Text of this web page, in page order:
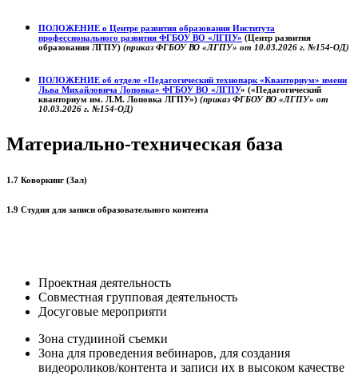
ПОЛОЖЕНИЕ о Центре развития образования Института
профессионального развития ФГБОУ ВО «ЛГПУ» (Центр развития
образования ЛГПУ) (приказ ФГБОУ ВО «ЛГПУ» от 10.03.2026 г. №154-ОД)
ПОЛОЖЕНИЕ об отделе «Педагогический технопарк «Кванториум» имени
Льва Михайловича Лоповка» ФГБОУ ВО «ЛГПУ» («Педагогический
кванториум им. Л.М. Лоповка ЛГПУ») (приказ ФГБОУ ВО «ЛГПУ» от
10.03.2026 г. №154-ОД)
Материально-техническая база
1.7 Коворкинг (Зал)
1.9 Студия для записи образовательного контента
Проектная деятельность
Совместная групповая деятельность
Досуговые мероприяти
Зона студииной съемки
Зона для проведения вебинаров, для создания
видеороликов/контента и записи их в высоком качестве